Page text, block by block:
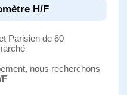
H/F
Parisien de 60
nous recherchons